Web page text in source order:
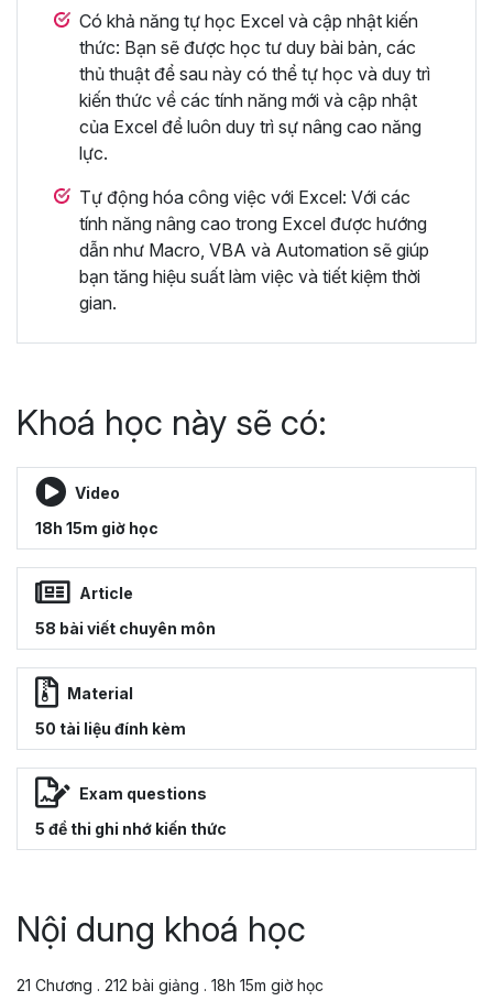
Có khả năng tự học Excel và cập nhật kiến
thức: Bạn sẽ được học tư duy bài bản, các
thủ thuật để sau này có thể tự học và duy trì
kiến thức về các tính năng mới và cập nhật
của Excel để luôn duy trì sự nâng cao năng
lực.
Tự động hóa công việc với Excel: Với các
tính năng nâng cao trong Excel được hướng
dẫn như Macro, VBA và Automation sẽ giúp
bạn tăng hiệu suất làm việc và tiết kiệm thời
gian.
Khoá học này sẽ có:
Video
18h 15m giờ học
Article
58 bài viết chuyên môn
Material
50 tài liệu đính kèm
Exam questions
5 đề thi ghi nhớ kiến thức
Nội dung khoá học
21 Chương . 212 bài giảng . 18h 15m giờ học